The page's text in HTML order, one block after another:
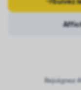
Rejoignez